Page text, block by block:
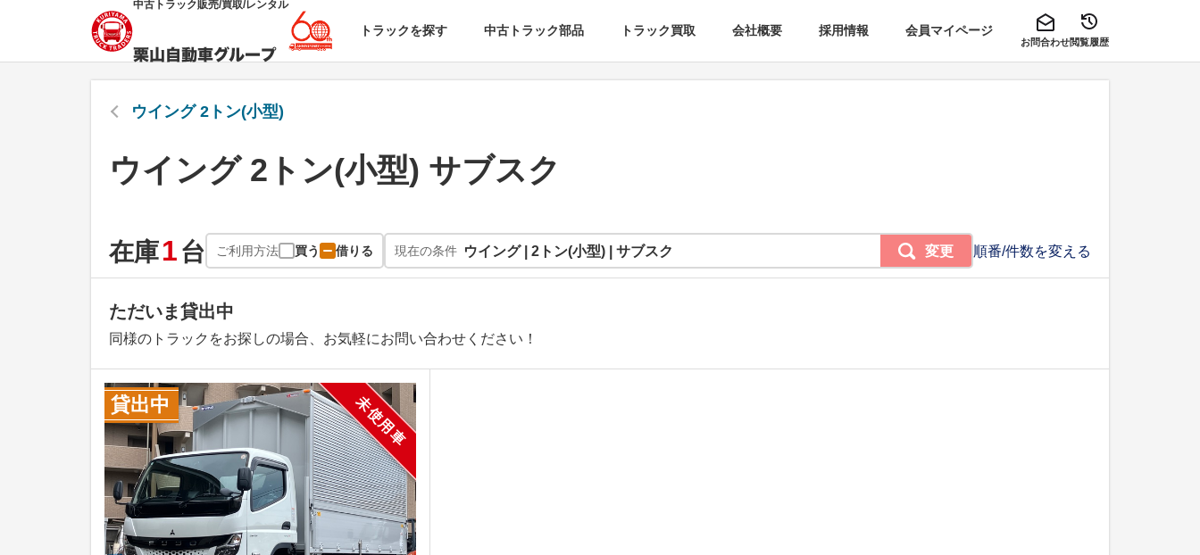
中古トラック販売/買取/レンタル
トラックを探す 中古トラック部品 トラック買取 会社概要 採用情報 会員マイページ
お問合わせ閲覧履歴
ウイング 2トン(小型)
ウイング 2トン(小型) サブスク
在庫1台 順番/件数を変える
ご利用方法 買う 借りる 現在の条件 ウイング | 2トン(小型) | サブスク 変更
ただいま貸出中
同様のトラックをお探しの場合、お気軽にお問い合わせください！
貸出中 未使用車